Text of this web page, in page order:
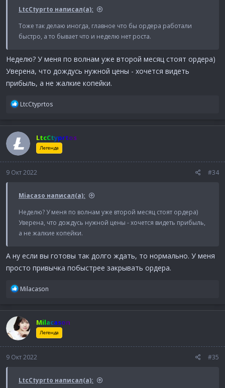
LtcCtyprto написал(а):
Тоже так делаю иногда, главное что бы ордера работали
быстро, а то бывает что и неделю нет роста.
Неделю? У меня по волнам уже второй месяц стоят ордера)
Уверена, что дождусь нужной цены - хочется видеть
прибыль, а не жалкие копейки.
Р
к
ц
и
и
LtcCtyprtos
LtcCtyprtos
Легенда
9 Окт 2022 #34
Miacaso написал(а):
Неделю? У меня по волнам уже второй месяц стоят ордера)
Уверена, что дождусь нужной цены - хочется видеть прибыль,
а не жалкие копейки.
А ну если вы готовы так долго ждать, то нормально. У меня
просто привычка побыстрее закрывать ордера.
Р
к
ц
и
и
Milacason
Milacason
Легенда
9 Окт 2022 #35
LtcCtyprto написал(а):